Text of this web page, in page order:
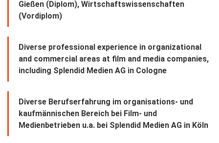
Gießen (Diplom), Wirtschaftswissenschaften
(Vordiplom)
Diverse professional experience in organizational
and commercial areas at film and media companies,
including Splendid Medien AG in Cologne
Diverse Berufserfahrung im organisations- und
kaufmännischen Bereich bei Film- und
Medienbetrieben u.a. bei Splendid Medien AG in Köln